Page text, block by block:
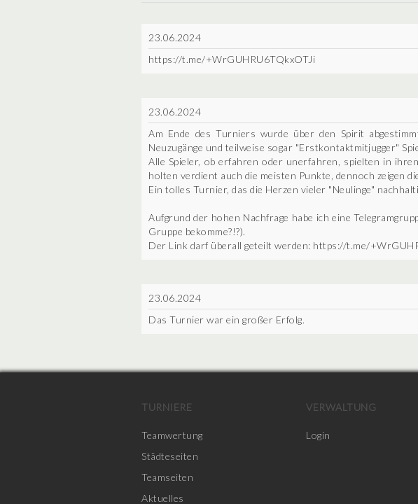
23.06.2024
https://t.me/+WrGUHRU6TQkxOTJi
23.06.2024
Am Ende des Turniers wurde über den Spirit
Neuzugänge und teilweise sogar "Erstkontaktmitjugger"
Alle Spieler, ob erfahren oder unerfahren, spielten in
holten verdient auch die meisten Punkte, dennoch zeigen
Ein tolles Turnier, das die Herzen vieler "Neulinge"
Aufgrund der hohen Nachfrage habe ich eine
Gruppe bekomme?!?).
Der Link darf überall geteilt werden: https://t.me/
23.06.2024
Das Turnier war ein großer Erfolg.
TURNIERE
Teamwertung
Städteseiten
Teamseiten
Aktuelles
VERWALTUNG
Login